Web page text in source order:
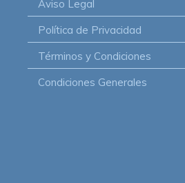
Aviso Legal
Política de Privacidad
Términos y Condiciones
Condiciones Generales